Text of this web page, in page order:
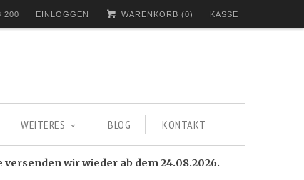
200 EINLOGGEN WARENKORB (0) KASSE
WEITERES BLOG KONTAKT
wir wieder ab dem 24.08.2026.